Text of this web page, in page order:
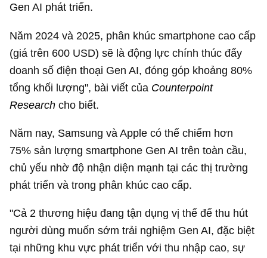
Gen AI phát triển.
Năm 2024 và 2025, phân khúc smartphone cao cấp
(giá trên 600 USD) sẽ là động lực chính thúc đẩy
doanh số điện thoại Gen AI, đóng góp khoảng 80%
tổng khối lượng", bài viết của Counterpoint
Researchcho biết.
Năm nay, Samsung và Apple có thể chiếm hơn
75% sản lượng smartphone Gen AI trên toàn cầu,
chủ yếu nhờ độ nhận diện mạnh tại các thị trường
phát triển và trong phân khúc cao cấp.
"Cả 2 thương hiệu đang tận dụng vị thế để thu hút
người dùng muốn sớm trải nghiệm Gen AI, đặc biệt
tại những khu vực phát triển với thu nhập cao, sự